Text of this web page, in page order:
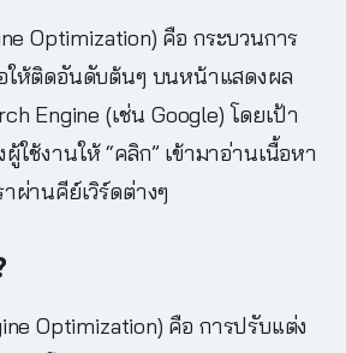
Optimization) คือ กระบวนการ
ให้ติดอันดับต้นๆ บนหน้าแสดงผล
Engine (เช่น Google) โดยเป้า
ใช้งานให้ “คลิก” เข้ามาอ่านเนื้อหา
ผ่านคีย์เวิร์ดต่างๆ
Optimization) คือ การปรับแต่ง